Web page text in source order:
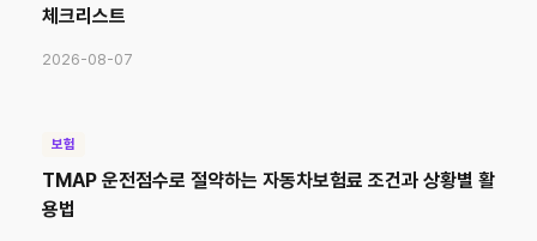
체크리스트
2026-08-07
보험
TMAP 운전점수로 절약하는 자동차보험료 조건과 상황별 활
용법